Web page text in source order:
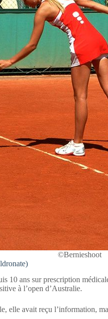
©Bernieshoot
10 ans sur prescription
à l’open d’Australie.
elle avait reçu l’information,